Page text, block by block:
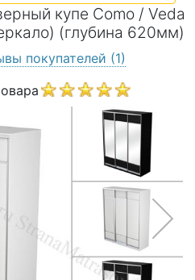
кровати)
купе Como / Veda
(глубина 620мм)
покупателей (1)